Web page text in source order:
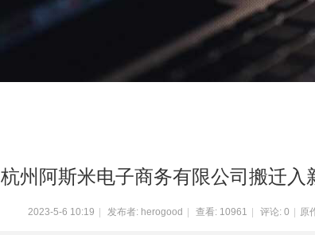
杭州阿斯米电子商务有限公司搬迁入
2023-5-6 10:19 发布者: herogood 查看: 10961 评论: 0 原